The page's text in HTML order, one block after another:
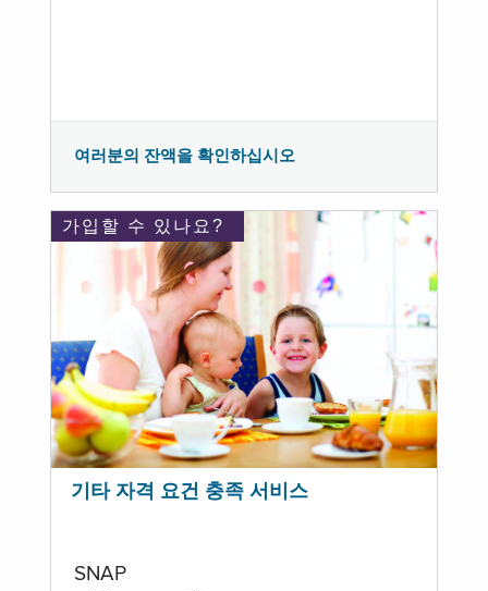
여러분의 잔액을 확인하십시오
가입할 수 있나요?
기타 자격 요건 충족 서비스
SNAP